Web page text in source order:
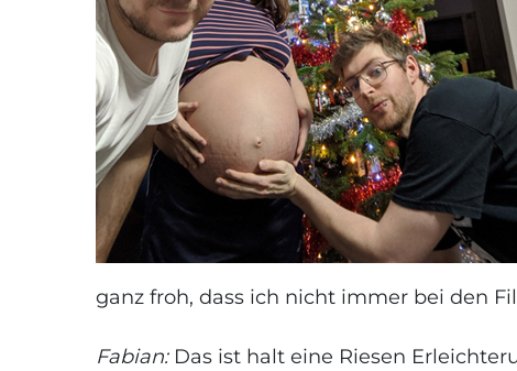
ganz froh, dass ich nicht immer bei den
Fabian:Das ist halt eine Riesen